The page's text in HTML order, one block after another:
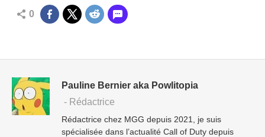
0
Pauline Bernier aka Powlitopia
- Rédactrice
Rédactrice chez MGG depuis 2021, je suis
spécialisée dans l’actualité Call of Duty depuis